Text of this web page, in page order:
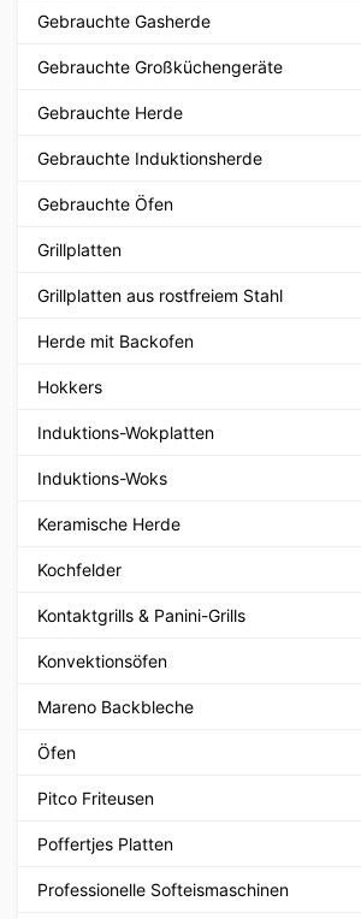
Gebrauchte Gasherde
Gebrauchte Großküchengeräte
Gebrauchte Herde
Gebrauchte Induktionsherde
Gebrauchte Öfen
Grillplatten
Grillplatten aus rostfreiem Stahl
Herde mit Backofen
Hokkers
Induktions-Wokplatten
Induktions-Woks
Keramische Herde
Kochfelder
Kontaktgrills & Panini-Grills
Konvektionsöfen
Mareno Backbleche
Öfen
Pitco Friteusen
Poffertjes Platten
Professionelle Softeismaschinen